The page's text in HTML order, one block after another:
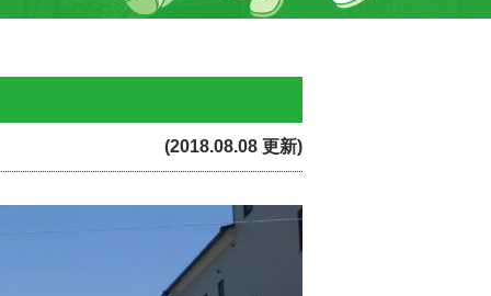
(2018.08.08 更新)